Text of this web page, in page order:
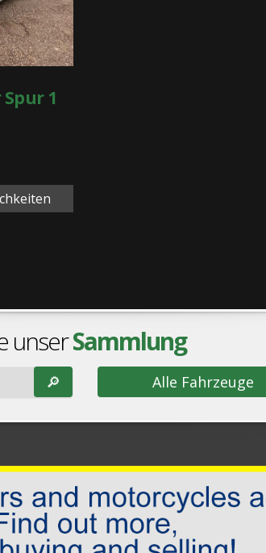
1
unserSammlung
🔎︎ Alle Fahrzeuge